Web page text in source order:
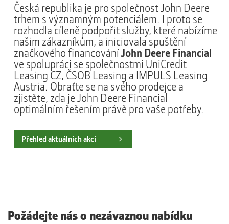
Česká republika je pro společnost John Deere
trhem s významným potenciálem. I proto se
rozhodla cíleně podpořit služby, které nabízíme
našim zákazníkům, a iniciovala spuštění
značkového financováníJohn Deere Financial
ve spolupráci se společnostmi UniCredit
Leasing CZ, ČSOB Leasing a IMPULS Leasing
Austria. Obraťte se na svého prodejce a
zjistěte, zda je John Deere Financial
optimálním řešením právě pro vaše potřeby.
Přehled aktuálních akcí
Požádejte nás o nezávaznou nabídku